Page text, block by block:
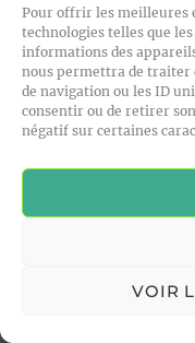
Pour offrir les meilleures
technologies telles que
informations des
nous permettra de traiter
de navigation ou les ID
consentir ou de retirer
négatif sur certaines
VOIR